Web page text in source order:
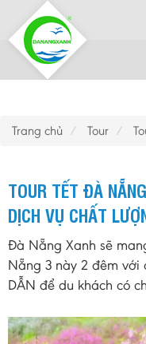
Trang chủ Tour
TOUR TẾT ĐÀ
DỊCH VỤ CHẤT
Đà Nẵng Xanh sẽ
Nẵng 3 này 2 đêm với
DẪN để du khách có